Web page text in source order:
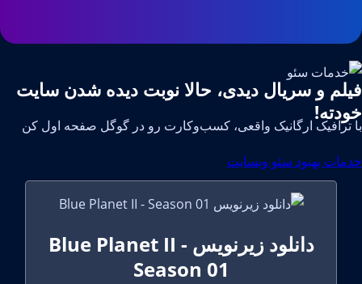
فیلم و سریال دیدی، حالا نوبت دیده شدن سایت
خودته!
با ترافیک ارگانیک واقعی، کسب‌وکارت رو در گوگل صفحه اول کن
خدمات بهبود سئو وبسایت
دانلود زیرنویس Blue Planet II -
Season 01